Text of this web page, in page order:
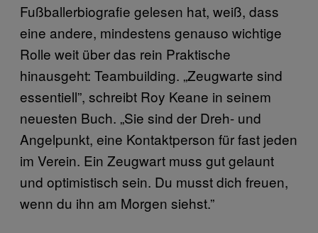
Fußballerbiografie gelesen hat, weiß, dass
eine andere, mindestens genauso wichtige
Rolle weit über das rein Praktische
hinausgeht: Teambuilding. „Zeugwarte sind
essentiell”, schreibt Roy Keane in seinem
neuesten Buch. „Sie sind der Dreh- und
Angelpunkt, eine Kontaktperson für fast jeden
im Verein. Ein Zeugwart muss gut gelaunt
und optimistisch sein. Du musst dich freuen,
wenn du ihn am Morgen siehst.”